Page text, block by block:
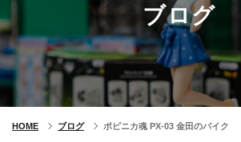
ブログ
HOME ブログ ポピニカ魂 PX-03 金田のバイク